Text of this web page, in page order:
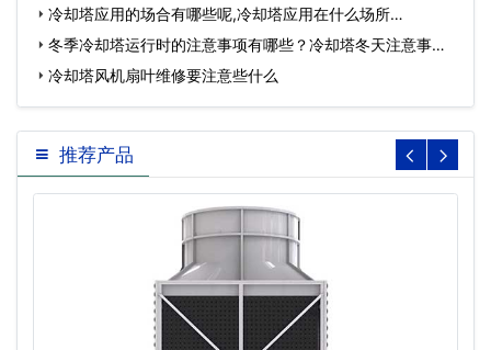
哪…冷却塔应用的场合有哪些呢,冷却塔应用在什么场所…
冬季冷却塔运行时的注意事项有哪些？冷却塔冬天注意事
项…冷却塔风机扇叶维修要注意些什么
推荐产品